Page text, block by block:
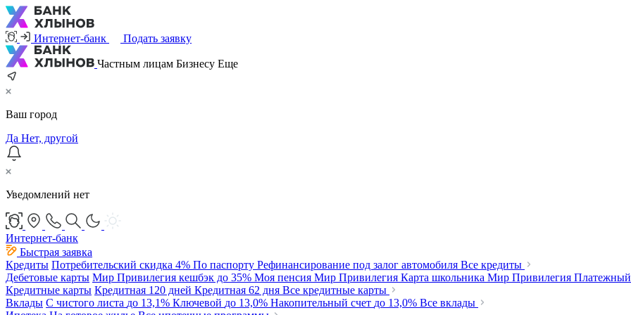
Интернет-банк Подать заявку
Частным лицам Бизнесу Еще
Ваш город
Да Нет, другой
Уведомлений нет
Интернет-банк
Быстрая заявка
Кредиты Потребительский скидка 4% По паспорту Рефинансирование под залог автомобиля Все кредиты
Дебетовые карты Мир Привилегия кешбэк до 35% Моя пенсия Мир Привилегия Карта школьника Мир Привилегия
Кредитные карты Кредитная 120 дней Кредитная 62 дня Все кредитные карты
Вклады С чистого листа до 13,1% Ключевой до 13,0% Накопительный счет до 13,0% Все вклады